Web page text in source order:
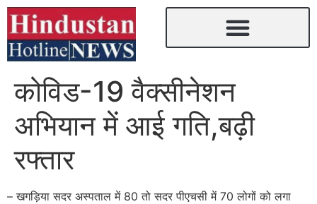
कोविड-19 वैक्सीनेशन
अभियान में आई गति,बढ़ी
रफ्तार
– खगड़िया सदर अस्पताल में 80 तो सदर पीएचसी में 70 लोगों को लगा